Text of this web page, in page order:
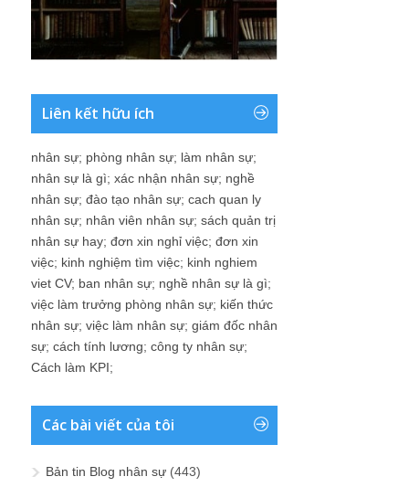
Liên kết hữu ích
nhân sự; phòng nhân sự; làm nhân sự;
nhân sự là gì; xác nhận nhân sự; nghề
nhân sự; đào tạo nhân sự; cach quan ly
nhân sự; nhân viên nhân sự; sách quản trị
nhân sự hay; đơn xin nghỉ việc; đơn xin
việc; kinh nghiệm tìm việc; kinh nghiem
viet CV; ban nhân sự; nghề nhân sự là gì;
việc làm trưởng phòng nhân sự; kiến thức
nhân sự; việc làm nhân sự; giám đốc nhân
sự; cách tính lương; công ty nhân sự;
Cách làm KPI;
Các bài viết của tôi
Bản tin Blog nhân sự (443)